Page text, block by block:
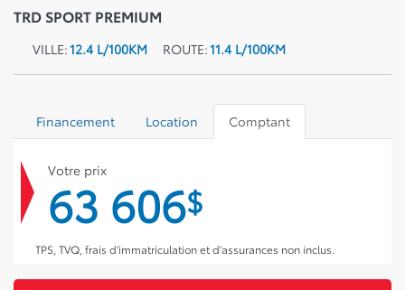
TRD SPORT PREMIUM
VILLE:12.4 L/100KM ROUTE:11.4 L/100KM
Financement Location Comptant
Votre prix
63 606$
TPS, TVQ, frais d'immatriculation et d'assurances non inclus.